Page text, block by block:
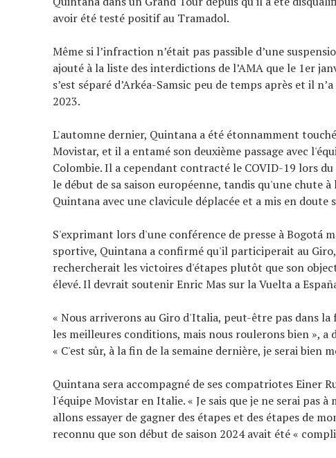
avoir été testé positif au Tramadol.
Même si l’infraction n’était pas passible d’une
ajouté à la liste des interdictions de l’AMA que le 1er
s’est séparé d’Arkéa-Samsic peu de temps après et il
2023.
L'automne dernier, Quintana a été étonnamment
Movistar, et il a entamé son deuxième passage avec
Colombie. Il a cependant contracté le COVID-19 lors
le début de sa saison européenne, tandis qu'une chute
Quintana avec une clavicule déplacée et a mis en doute
S'exprimant lors d'une conférence de presse à Bogotá
sportive, Quintana a confirmé qu'il participerait au
rechercherait les victoires d'étapes plutôt que son
élevé. Il devrait soutenir Enric Mas sur la Vuelta a
« Nous arriverons au Giro d'Italia, peut-être pas dans
les meilleures conditions, mais nous roulerons bien », a
« C'est sûr, à la fin de la semaine dernière, je serai bien
Quintana sera accompagné de ses compatriotes Einer
l'équipe Movistar en Italie. « Je sais que je ne serai pas
allons essayer de gagner des étapes et des étapes de
reconnu que son début de saison 2024 avait été «